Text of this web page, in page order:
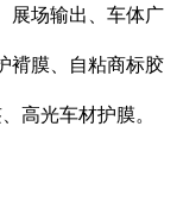
展场输出、车体广
褙膜、自粘商标胶
高光车材护膜。